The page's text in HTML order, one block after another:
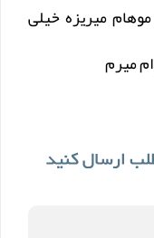
میریزه خیلی
میرم